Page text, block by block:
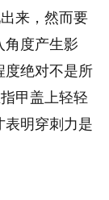
来，然而要
角度产生影
度绝对不是所
甲盖上轻轻
表明穿刺力是